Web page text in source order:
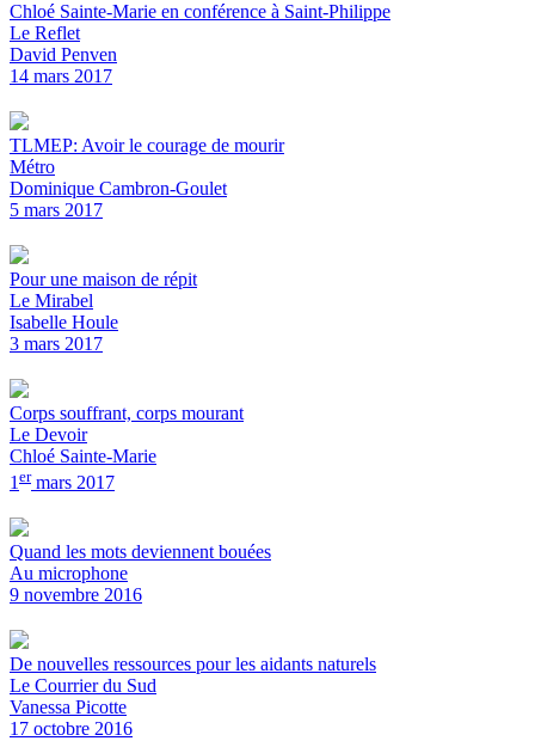
Chloé Sainte-Marie en conférence à Saint-Philippe
Le Reflet
David Penven
14 mars 2017
TLMEP: Avoir le courage de mourir
Métro
Dominique Cambron-Goulet
5 mars 2017
Pour une maison de répit
Le Mirabel
Isabelle Houle
3 mars 2017
Corps souffrant, corps mourant
Le Devoir
Chloé Sainte-Marie
1 ermars 2017
Quand les mots deviennent bouées
Au microphone
9 novembre 2016
De nouvelles ressources pour les aidants naturels
Le Courrier du Sud
Vanessa Picotte
17 octobre 2016